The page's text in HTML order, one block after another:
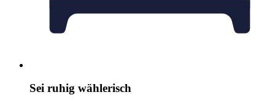
Sei ruhig wählerisch